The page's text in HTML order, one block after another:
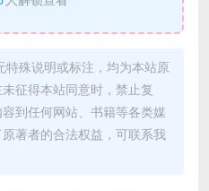
特殊说明或标注，均为本站原
征得本站同意时，禁止复
到任何网站、书籍等各类媒
著者的合法权益，可联系我